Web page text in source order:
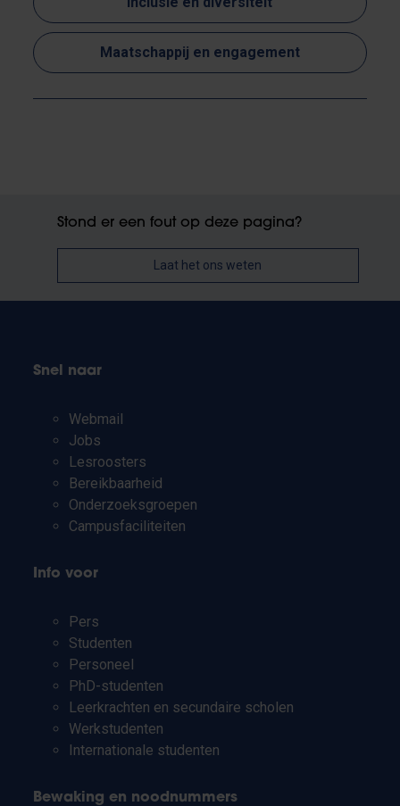
Maatschappij en engagement
Stond er een fout op deze pagina?
Laat het ons weten
Snel naar
Webmail
Jobs
Lesroosters
Bereikbaarheid
Onderzoeksgroepen
Campusfaciliteiten
Info voor
Pers
Studenten
Personeel
PhD-studenten
Leerkrachten en secundaire scholen
Werkstudenten
Internationale studenten
Bewaking en noodnummers